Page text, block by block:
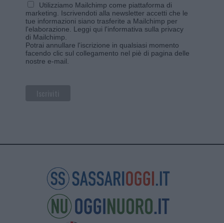
Utilizziamo Mailchimp come piattaforma di
marketing. Iscrivendoti alla newsletter accetti che le
tue informazioni siano trasferite a Mailchimp per
l'elaborazione. Leggi qui l'informativa sulla privacy
di Mailchimp
Potrai annullare l'iscrizione in qualsiasi momento
facendo clic sul collegamento nel piè di pagina delle
nostre e-mail.